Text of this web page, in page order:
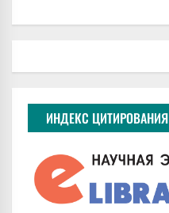
ИНДЕКС ЦИТИРОВАНИЯ